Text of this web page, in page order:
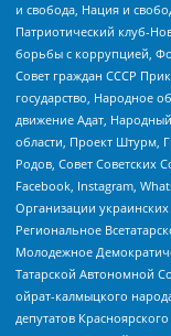
и свобода, Нация и
Патриотический клуб-
борьбы с коррупцией,
Совет граждан СССР
государство, Народное
движение Адат,
области, Проект Штурм,
Родов, Совет Советских
Facebook, Instagram,
Организации
Региональное
Молодежное
Татарской Автономной
ойрат-калмыцкого
депутатов